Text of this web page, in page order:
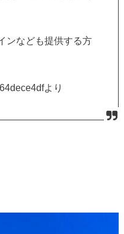
ンなども提供する方
より